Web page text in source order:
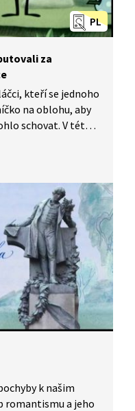
PL
za
kteří se jednoho
na oblohu, aby
schovat. V této
k našim
romantismu a jeho